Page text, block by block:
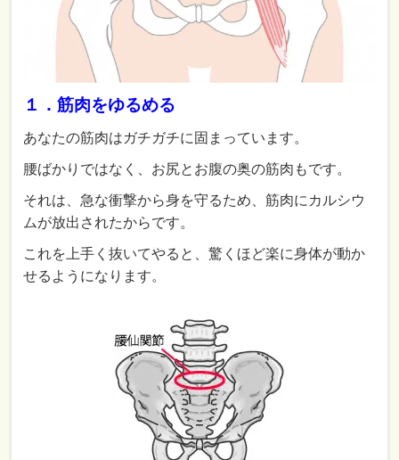
１．筋肉をゆるめる
あなたの筋肉はガチガチに固まっています。
腰ばかりではなく、お尻とお腹の奥の筋肉もです。
それは、急な衝撃から身を守るため、筋肉にカルシウ
ムが放出されたからです。
これを上手く抜いてやると、驚くほど楽に身体が動か
せるようになります。